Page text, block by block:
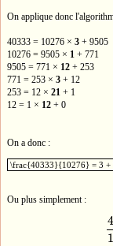
On applique donc
40333 = 10276 × 3 + 9505
10276 = 9505 × 1 + 771
9505 = 771 × 12 + 253
771 = 253 × 3 + 12
253 = 12 × 21 + 1
12 = 1 × 12 + 0
On a donc :
\frac{40333}{10276} = 3
\frac{40333}{10276} =
Ou plus simplement :